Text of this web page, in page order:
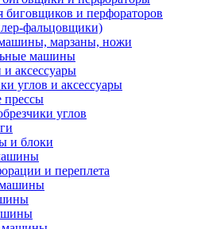
биговщиков и перфораторов
фальцовщики)
марзаны, ножи
машины
аксессуары
углов и аксессуары
прессы
углов
и блоки
и переплета
машины